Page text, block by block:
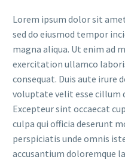
Lorem ipsum dolor sit
sed do eiusmod tempor
magna aliqua. Ut enim ad
exercitation ullamco
consequat. Duis aute irure
voluptate velit esse cillum
Excepteur sint occaecat
culpa qui officia deserunt
perspiciatis unde omnis
accusantium doloremque